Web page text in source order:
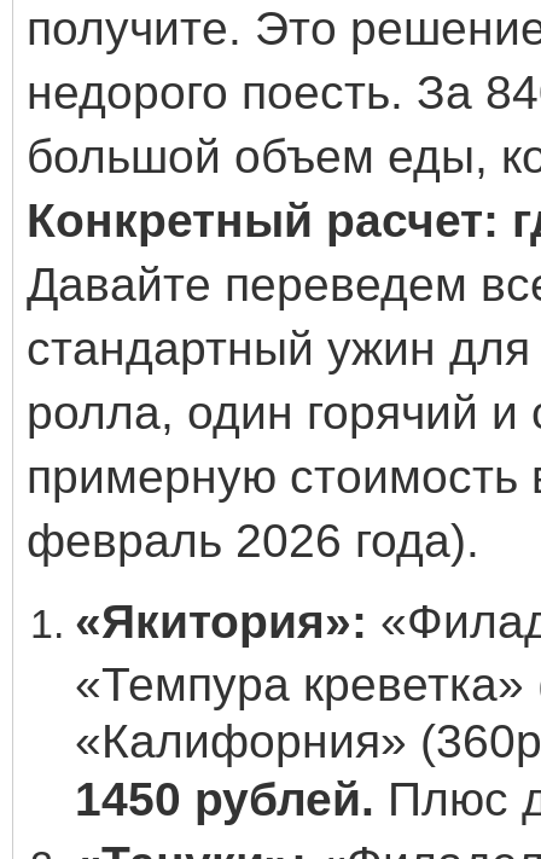
получите. Это
недорого поесть. За
большой объем еды,
Конкретный расчет:
Давайте переведем
стандартный ужин
ролла, один горячий и
примерную
февраль 2026 года).
«Якитория»:
«Темпура
«Калифорния»
1450 рублей. Плюс